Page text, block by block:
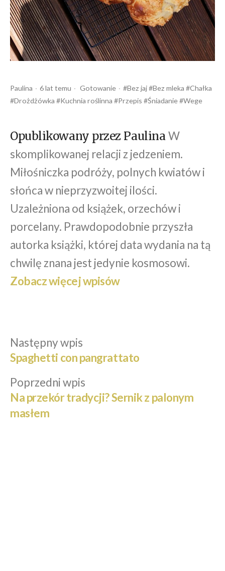
Opublikowany
przez
Paulina 6 lat temu
Opublikowany
w
Gotowanie Tagi:
Bez jaj Bez mleka
Chałka
Drożdżówka
Kuchnia roślinna Przepis Śniadanie Wege
Opublikowany przez PaulinaW
skomplikowanej relacji z jedzeniem.
Miłośniczka podróży, polnych kwiatów i
słońca w nieprzyzwoitej ilości.
Uzależniona od książek, orzechów i
porcelany. Prawdopodobnie przyszła
autorka książki, której data wydania na tą
chwilę znana jest jedynie kosmosowi.
Zobacz więcej wpisów
Nawigacja
wpisu
Poprzedni wpis
wpis:
Na przekór tradycji? Sernik z palonym
masłem
Następny wpis
wpis:
Spaghetti con pangrattato